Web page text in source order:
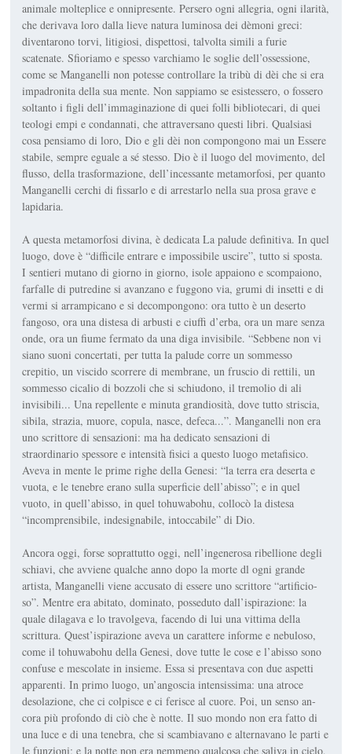
animale molteplice e onnipresente. Persero ogni allegria, ogni ila­rità,
che derivava loro dalla lieve natura luminosa dei dè­moni greci:
diventarono torvi, litigiosi, dispettosi­, talvolta simili a furie
scatenate. Sfioriamo e spesso varchia­mo le soglie dell’ossessione,
come se Manganelli non potesse controllare la tribù di dèi che si era
impadronita della sua mente. Non sappiamo se esistessero, o fossero
soltanto i figli dell’immaginazione di quei folli bibliotecari, di quei
teologi empi e condannati, che attraversano questi libri. Qualsiasi
cosa pensiamo di loro, Dio e gli dèi non compon­gono mai un Essere
stabile, sempre eguale a sé stesso. Dio è il luogo del movimento, del
flusso, della trasformazione, dell’incessante metamorfosi, per quanto
Manganelli cerchi di fissarlo e di arrestarlo nella sua prosa grave e
lapidaria.
A questa metamorfosi divina, è dedicataLa palu­de definitiva. In quel
luogo, dove è “difficile entrare e impossibile uscire”, tutto si sposta.
I sentieri mutano di giorno in giorno, isole appaiono e scompaiono,
farfalle di putredine si avan­zano e fuggono via, grumi di in­setti e di
vermi si arrampicano e si decompongono: ora tutto è un de­serto
fangoso, ora una distesa di ar­busti e ciuffi d’er­ba, ora un mare senza
onde, ora un fiume fermato da una diga invisi­bile. “Sebbene non vi
siano suoni concertati, per tutta la palude corre un sommes­so
crepitio, un vi­scido scorrere di membrane, un fruscio di rettili, un
sommes­so cicalio di bozzoli che si schiudono, il tremolio di ali
invisibili... Una repellente e minuta grandiosità, dove tut­to striscia,
sibila, strazia, muore, copula, nasce, defe­ca...”. Manganelli non era
uno scrittore di sensazioni: ma ha dedicato sensazioni di
straordinario spessore e in­tensità fisici a questo luogo metafisico.
Aveva in mente le prime righe dellaGenesi: “la terra era deserta e
vuota, e le tenebre erano sulla superficie dell’abisso”; e in quel
vuoto, in quell’abisso, in queltohuwabohu, collocò la diste­sa
“incomprensibile, indesi­gnabile, intoccabile” di Dio.
Ancora oggi, forse soprat­tutto oggi, nell’ingenerosa ri­bellione degli
schiavi, che av­viene qualche anno dopo la morte dl ogni grande
artista, Manganelli viene accusato di essere uno scrittore “artificio­
so”. Mentre era abitato, domi­nato, posseduto dall’ispira­zione: la
quale dilagava e lo travolgeva, facendo di lui una vittima della
scrittura. Quest’ispirazione aveva un carat­tere informe e nebuloso,
co­me iltohuwabohudellaGene­si, dove tutte le cose e l’abisso sono
confuse e mescolate in­ insieme. Essa si presentava con due aspetti
apparenti. In pri­mo luogo, un’angoscia inten­sissima: una atroce
desolazione, che ci colpisce e ci feri­sce al cuore. Poi, un senso an­
cora più profondo di ciò che è notte. Il suo mondo non era fatto di
una luce e di una tenebra, che si scam­biavano e alterna­vano le parti e
le funzioni; e la notte non era nemmeno qualcosa che sali­va in cielo,